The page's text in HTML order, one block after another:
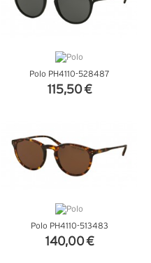
Polo PH4110-528487
115,50 €
Polo PH4110-513483
140,00 €